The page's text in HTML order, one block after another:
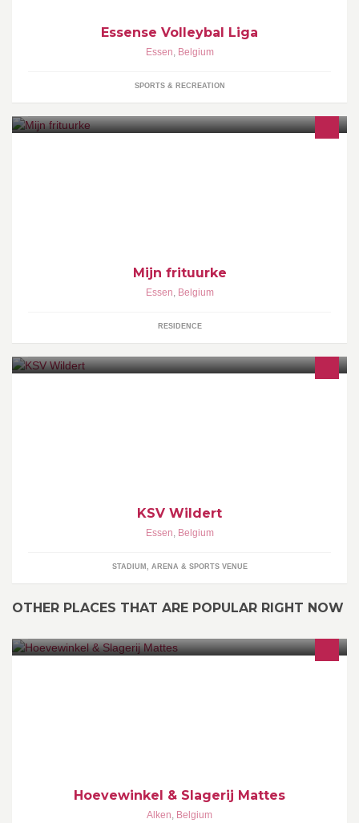
Essense Volleybal Liga
Essen, Belgium
SPORTS & RECREATION
Mijn frituurke
Essen, Belgium
RESIDENCE
KSV Wildert
Essen, Belgium
STADIUM, ARENA & SPORTS VENUE
OTHER PLACES THAT ARE POPULAR RIGHT NOW
Hoevewinkel & Slagerij Mattes
Alken, Belgium